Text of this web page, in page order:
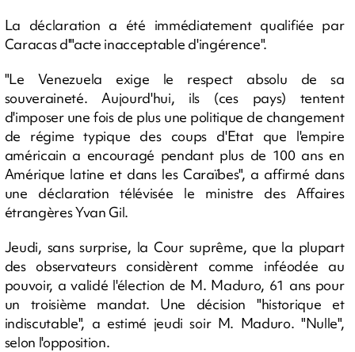
La déclaration a été immédiatement qualifiée par
Caracas d'"acte inacceptable d'ingérence".
"Le Venezuela exige le respect absolu de sa
souveraineté. Aujourd'hui, ils (ces pays) tentent
d'imposer une fois de plus une politique de changement
de régime typique des coups d'Etat que l'empire
américain a encouragé pendant plus de 100 ans en
Amérique latine et dans les Caraïbes", a affirmé dans
une déclaration télévisée le ministre des Affaires
étrangères Yvan Gil.
Jeudi, sans surprise, la Cour suprême, que la plupart
des observateurs considèrent comme inféodée au
pouvoir, a validé l'élection de M. Maduro, 61 ans pour
un troisième mandat. Une décision "historique et
indiscutable", a estimé jeudi soir M. Maduro. "Nulle",
selon l'opposition.